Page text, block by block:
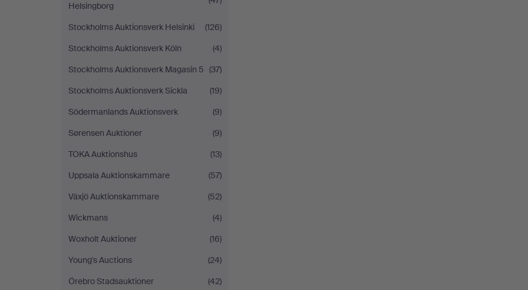
Helsingborg
Stockholms Auktionsverk Helsinki
(126)
Stockholms Auktionsverk Köln
(4)
Stockholms Auktionsverk Magasin 5 (37)
Stockholms Auktionsverk Sickla
(19)
Södermanlands Auktionsverk
(9)
Sørensen Auktioner
(9)
TOKA Auktionshus
(13)
Uppsala Auktionskammare
(57)
Växjö Auktionskammare
(52)
Wickmans
(4)
Woxholt Auktioner
(16)
Young's Auctions
(24)
Örebro Stadsauktioner
(42)